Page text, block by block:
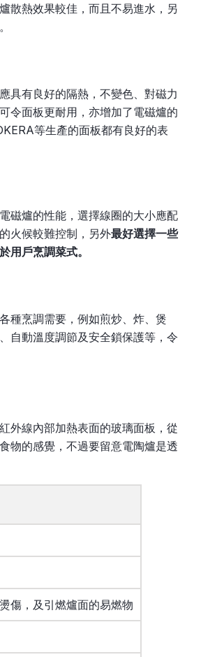
散熱效果較佳，而且不易進水，另
具有良好的隔熱，不變色、對磁力
令面板更耐用，亦增加了電磁爐的
等生產的面板都有良好的表
磁爐的性能，選擇線圈的大小應配
火候較難控制，另外最好選擇一些
用戶烹調菜式。
種烹調需要，例如煎炒、炸、煲
自動溫度調節及安全鎖保護等，令
外線內部加熱表面的玻璃面板，從
物的感覺，不過要留意電陶爐是透
傷，及引燃爐面的易燃物